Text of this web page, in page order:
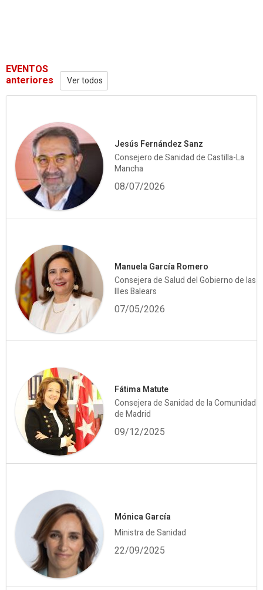
EVENTOS
anteriores Ver todos
Jesús Fernández Sanz
Consejero de Sanidad de Castilla-La
Mancha
08/07/2026
Manuela García Romero
Consejera de Salud del Gobierno de las
Illes Balears
07/05/2026
Fátima Matute
Consejera de Sanidad de la Comunidad
de Madrid
09/12/2025
Mónica García
Ministra de Sanidad
22/09/2025